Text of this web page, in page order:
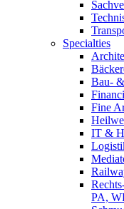
Specialties
Bau-
Fine
IT &
PA,